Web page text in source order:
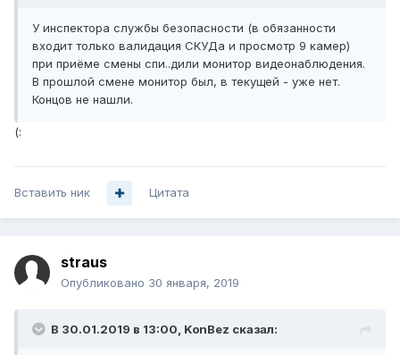
У инспектора службы безопасности (в обязанности
входит только валидация СКУДа и просмотр 9 камер)
при приёме смены спи..дили монитор видеонаблюдения.
В прошлой смене монитор был, в текущей - уже нет.
Концов не нашли.
(:
Вставить ник Цитата
straus
Опубликовано 30 января, 2019
В 30.01.2019 в 13:00, KonBez сказал: